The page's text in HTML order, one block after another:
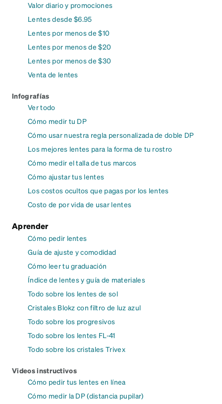
Valor diario y promociones
Lentes desde $6.95
Lentes por menos de $10
Lentes por menos de $20
Lentes por menos de $30
Venta de lentes
Infografías
Ver todo
Cómo medir tu DP
Cómo usar nuestra regla personalizada de doble DP
Los mejores lentes para la forma de tu rostro
Cómo medir el talla de tus marcos
Cómo ajustar tus lentes
Los costos ocultos que pagas por los lentes
Costo de por vida de usar lentes
Aprender
Cómo pedir lentes
Guía de ajuste y comodidad
Cómo leer tu graduación
Índice de lentes y guía de materiales
Todo sobre los lentes de sol
Cristales Blokz con filtro de luz azul
Todo sobre los progresivos
Todo sobre los lentes FL-41
Todo sobre los cristales Trivex
Videos instructivos
Cómo pedir tus lentes en línea
Cómo medir la DP (distancia pupilar)